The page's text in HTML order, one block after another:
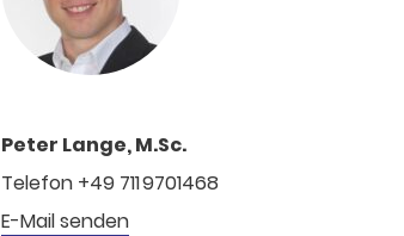
Peter Lange, M.Sc.
Telefon +49 711 9701468
E-Mail senden